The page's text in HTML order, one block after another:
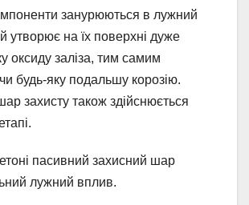
занурюються в лужний
утворює на їх поверхні дуже
оксиду заліза, тим самим
будь-яку подальшу корозію.
захисту також здійснюється
пасивний захисний шар
лужний вплив.